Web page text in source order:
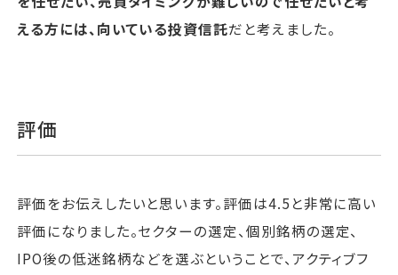
える方には、向いている投資信託だと考えました。
評価
評価をお伝えしたいと思います。評価は4.5と非常に高い
評価になりました。セクターの選定、個別銘柄の選定、
IPO後の低迷銘柄などを選ぶということで、アクティブフ